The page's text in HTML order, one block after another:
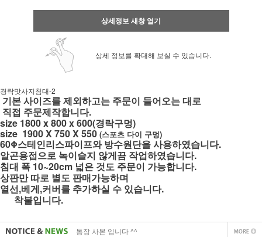
상세정보 새창 열기
상세 정보를 확대해 보실 수 있습니다.
경락맛사지침대-2
기본 사이즈를 제외하고는 주문이 들어오는 대로
직접 주문제작합니다.
size 1800 x 800 x 600(경락구멍)
size 1900 X 750 X 550 (스포츠 다이 구멍)
60Φ스테인리스파이프와 방수원단을 사용하였습니다.
알곤용접으로 녹이슬지 않게끔 작업하였습니다.
침대 폭 10~20cm 넓은 것도 주문이 가능합니다.
상판만 따로 별도 판매가능하며
열선,베게,커버를 추가하실 수 있습니다.
착불입니다.
사업자 사본 입니다^^
통장 사본 입니다 ^^
통장 사본 입니다 ^^